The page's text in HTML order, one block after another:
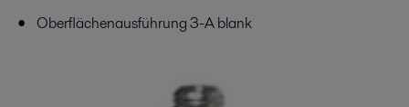
Oberflächenausführung 3-A blank